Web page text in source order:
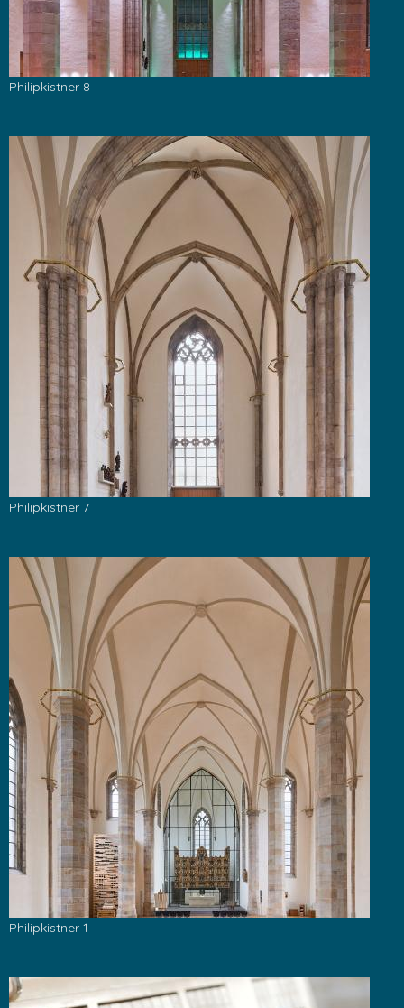
Philipkistner 8
Philipkistner 7
Philipkistner 1